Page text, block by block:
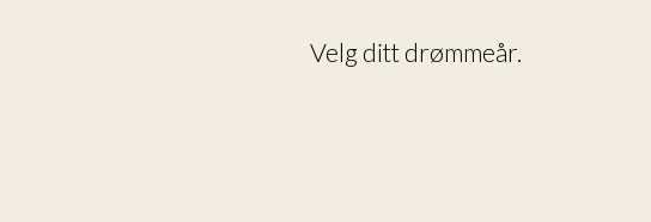
Velg ditt drømmeår.